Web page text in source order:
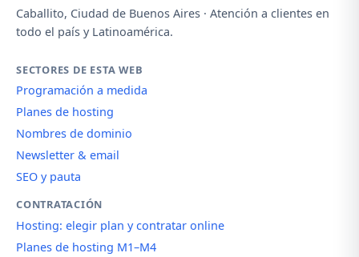
Caballito, Ciudad de Buenos Aires · Atención a clientes en
todo el país y Latinoamérica.
SECTORES DE ESTA WEB
Programación a medida
Planes de hosting
Nombres de dominio
Newsletter & email
SEO y pauta
CONTRATACIÓN
Hosting: elegir plan y contratar online
Planes de hosting M1–M4